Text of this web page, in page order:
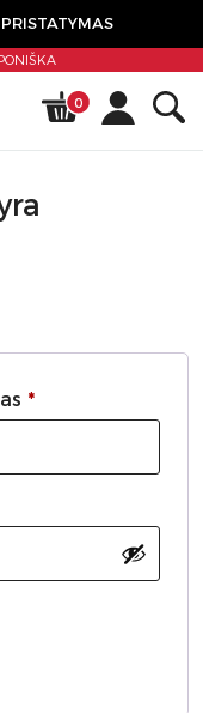
0
*Privalomas